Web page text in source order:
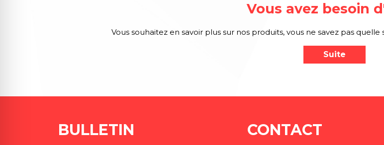
Vous avez besoin
Vous souhaitez en savoir plus sur nos produits, vous ne savez pas
Suite
BULLETIN CONTACT